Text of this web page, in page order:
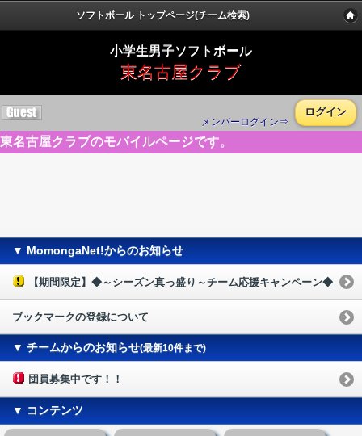
ソフトボール トップページ(チーム検索)
小学生男子ソフトボール
東名古屋クラブ
メンバーログイン⇒
ログイン
東名古屋クラブのモバイルページです。
▼ MomongaNet!からのお知らせ
【期間限定】◆～シーズン真っ盛り～チーム応援キャンペーン◆
ブックマークの登録について
▼ チームからのお知らせ(最新10件まで)
団員募集中です！！
▼ コンテンツ